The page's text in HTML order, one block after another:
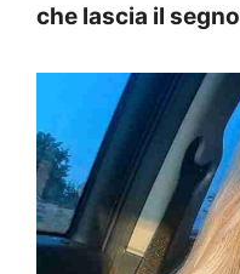
che lascia il segno